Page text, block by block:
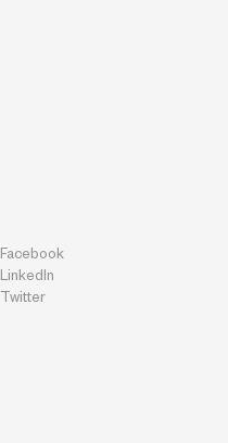
Facebook
LinkedIn
Twitter